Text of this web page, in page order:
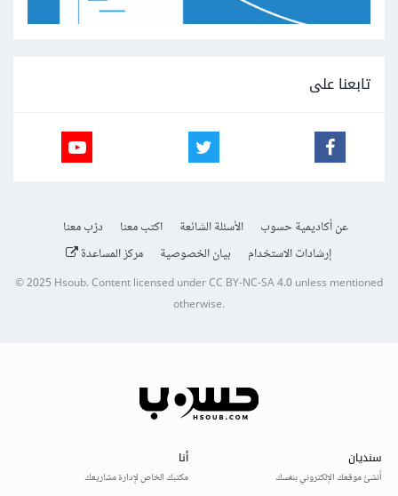
تابعنا على
عن أكاديمية حسوب الأسئلة الشائعة اكتب معنا
درّب معنا
إرشادات الاستخدام
بيان الخصوصية مركز المساعدة
© 2025Hsoub.Content licensed underCC BY-NC-SA 4.0unless mentioned
otherwise.